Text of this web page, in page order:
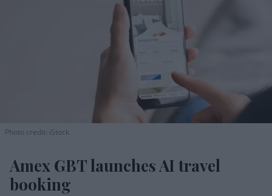
Photo credit: iStock
Amex GBT launches AI travel
booking